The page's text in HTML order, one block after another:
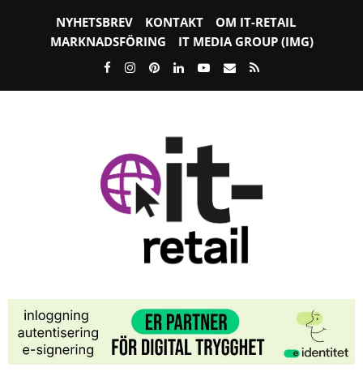
NYHETSBREV KONTAKT
OM IT-RETAIL
MARKNADSFÖRING
IT MEDIA GROUP (IMG)